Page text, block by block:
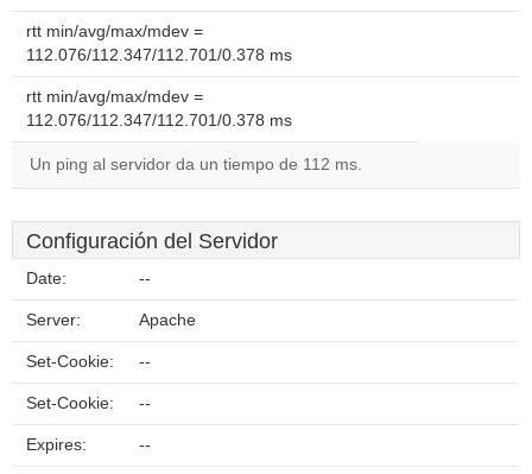
rtt min/avg/max/mdev =
112.076/112.347/112.701/0.378 ms
rtt min/avg/max/mdev =
112.076/112.347/112.701/0.378 ms
Un ping al servidor da un tiempo de 112 ms.
Configuración del Servidor
Date: --
Server: Apache
Set-Cookie: --
Set-Cookie: --
Expires: --